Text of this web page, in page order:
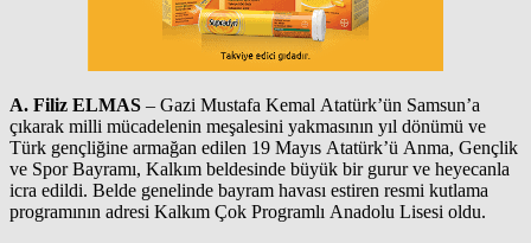
A. Filiz ELMAS – Gazi Mustafa Kemal Atatürk’ün Samsun’a
çıkarak milli mücadelenin meşalesini yakmasının yıl dönümü ve
Türk gençliğine armağan edilen 19 Mayıs Atatürk’ü Anma, Gençlik
ve Spor Bayramı, Kalkım beldesinde büyük bir gurur ve heyecanla
icra edildi. Belde genelinde bayram havası estiren resmi kutlama
programının adresi Kalkım Çok Programlı Anadolu Lisesi oldu.